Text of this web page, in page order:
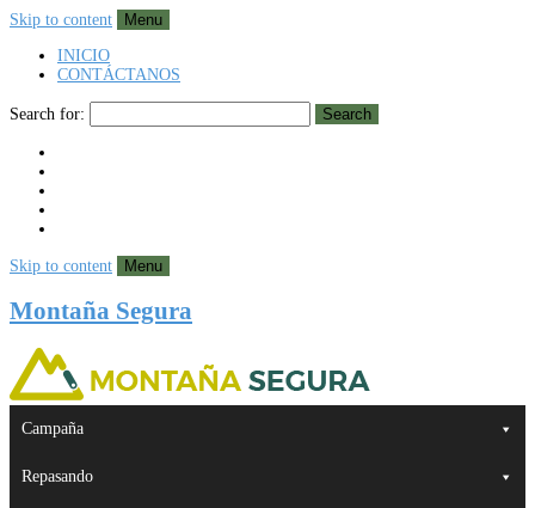
Skip to content
Menu
INICIO
CONTÁCTANOS
Search for: Search
Skip to content Menu
Montaña Segura
Campaña
Repasando